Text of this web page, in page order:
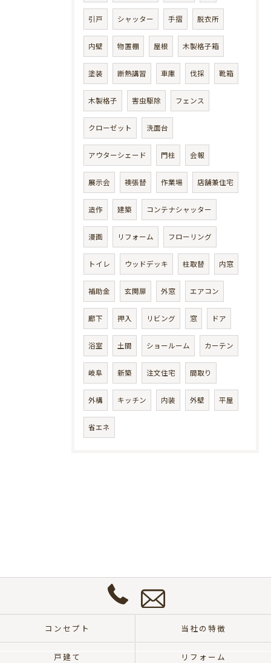
引戸 シャッター 手摺 脱衣所
内壁 物置棚 屋根 木製格子箱
塗装 断熱講習 車庫 伐採 靴箱
木製格子 害虫駆除 フェンス
クローゼット 洗面台
アウターシェード 門柱 会報
展示会 襖張替 作業場 店舗兼住宅
造作 建築 コンテナシャッター
漫画 リフォーム フローリング
トイレ ウッドデッキ 柱取替 内窓
補助金 玄関扉 外窓 エアコン
廊下 押入 リビング 窓 ドア
浴室 土間 ショールーム カーテン
岐阜 新築 注文住宅 間取り
外構 キッチン 内装 外壁 平屋
省エネ
0572-
8700
合
わ
せ
は
ち
コンセプト 当社の特徴
戸建て リフォーム